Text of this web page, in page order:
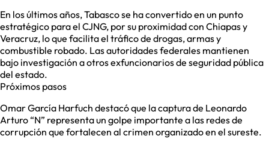
En los últimos años, Tabasco se ha convertido en un punto
estratégico para el CJNG, por su proximidad con Chiapas y
Veracruz, lo que facilita el tráfico de drogas, armas y
combustible robado. Las autoridades federales mantienen
bajo investigación a otros exfuncionarios de seguridad pública
del estado.
Próximos pasos
Omar García Harfuch destacó que la captura de Leonardo
Arturo “N” representa un golpe importante a las redes de
corrupción que fortalecen al crimen organizado en el sureste.